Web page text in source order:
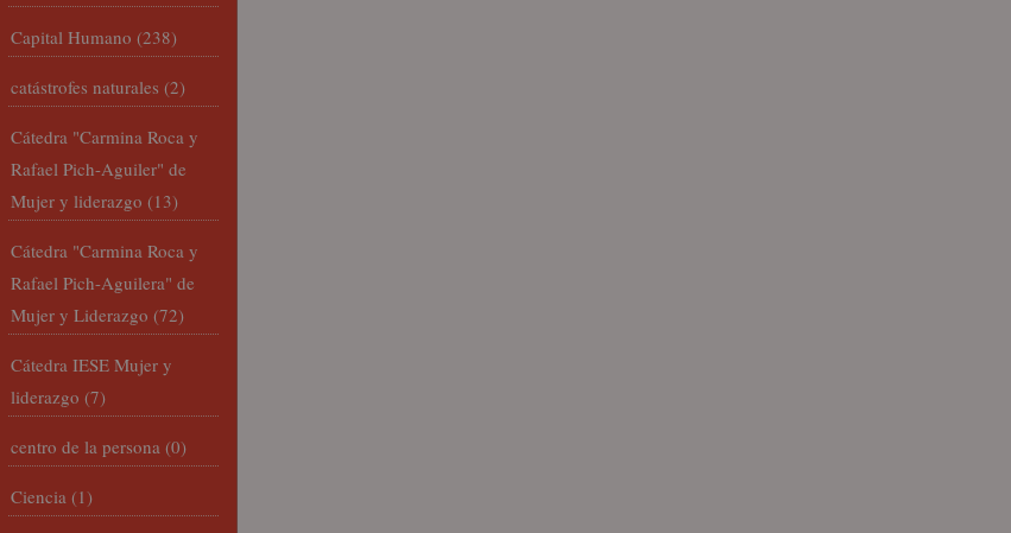
Capital Humano (238)
catástrofes naturales (2)
Cátedra "Carmina Roca y
Rafael Pich-Aguiler" de
Mujer y liderazgo (13)
Cátedra "Carmina Roca y
Rafael Pich-Aguilera" de
Mujer y Liderazgo (72)
Cátedra IESE Mujer y
liderazgo (7)
centro de la persona (0)
Ciencia (1)